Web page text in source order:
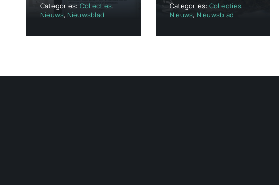
Categories: Collecties,
Nieuws, Nieuwsblad
Categories: Collecties,
Nieuws, Nieuwsblad